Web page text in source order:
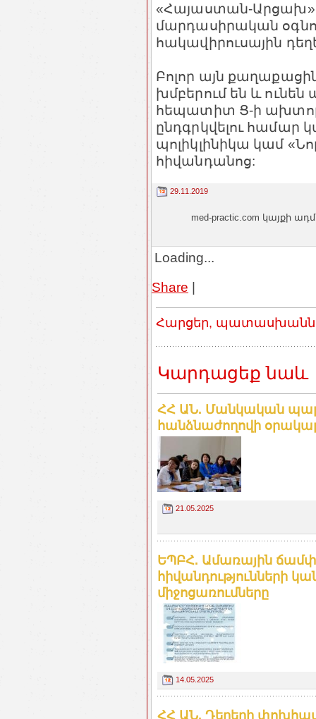
«Հայաստան-Արցախ»
մարդասիրական
հակավիրուսային
Բոլոր այն
խմբերում են և
հեպատիտ Ց-ի
ընդգրկվելու համար
պոլիկլինիկա կամ
հիվանդանոց:
29.11.2019
med-practic.com կայքի
Loading...
Share |
Հարցեր,
Կարդացեք նաև
ՀՀ ԱՆ. Մանկական
հանձնաժողովի
21.05.2025
ԵՊԲՀ. Ամառային
հիվանդությունների
միջոցառումները
14.05.2025
ՀՀ ԱՆ. Դեղերի